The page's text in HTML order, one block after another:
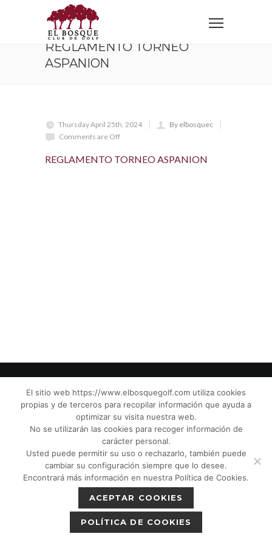
Home REGLAMENTO TORNEO ASPANION
REGLAMENTO TORNEO
ASPANION
Thursday April 25th, 2024
By elbosquec
Comments are Off
REGLAMENTO TORNEO ASPANION
© El Bosque Golf Club |Legal Notice|
Privacy Policy|Cookies Policy|Política de
devoluciones|Tic Camaras
Protection CPM”|
El sitio web https://www.elbosquegolf.com utiliza cookies
propias y de terceros para recopilar información que ayuda a
optimizar su visita nuestra web.
No se utilizarán las cookies para recoger información de
carácter personal.
Usted puede permitir su uso o rechazarlo, también puede
cambiar su configuración siempre que lo desee.
Encontrará más información en nuestra Política de Cookies.
ACEPTAR COOKIES
POLÍTICA DE COOKIES